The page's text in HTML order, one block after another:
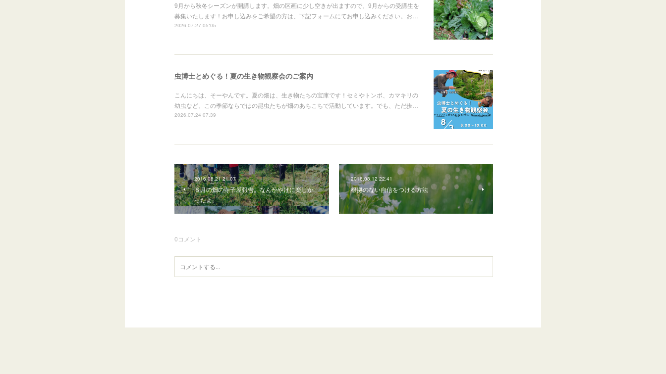
9月から秋冬シーズンが開講します。畑の区画に少し空きが出ますので、9月からの受講生を
募集いたします！お申し込みをご希望の方は、下記フォームにてお申し込みください。お…
2026.07.27 05:05
虫博士とめぐる！夏の生き物観察会のご案内
こんにちは、そーやんです。夏の畑は、生き物たちの宝庫です！セミやトンボ、カマキリの
幼虫など、この季節ならではの昆虫たちが畑のあちこちで活動しています。でも、ただ歩…
2026.07.24 07:39
2016.08.21 21:07
８月の畑の寺子屋報告。なんかやけに楽しか
ったよ。
2016.08.12 22:41
根拠のない自信をつける方法
0コメント